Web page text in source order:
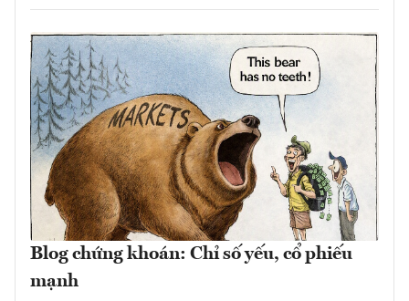
Blog chứng khoán: Chỉ số yếu, cổ phiếu
mạnh